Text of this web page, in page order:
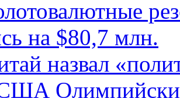
на $80,7 млн.
назвал